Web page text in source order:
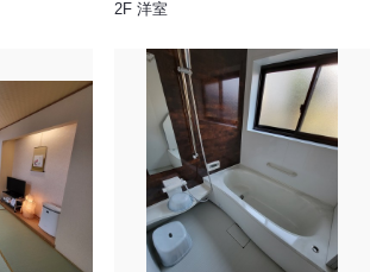
2F 洋室